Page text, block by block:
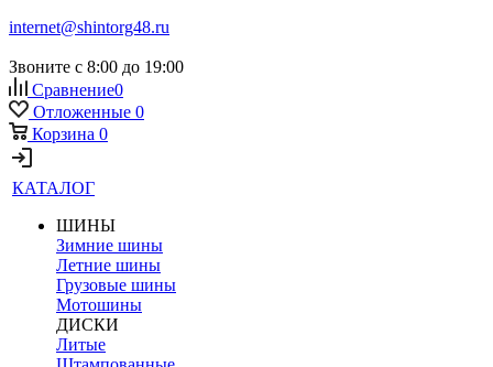
internet@shintorg48.ru
Звоните с 8:00 до 19:00
Сравнение0
Отложенные 0
Корзина 0
КАТАЛОГ
ШИНЫ
Зимние шины
Летние шины
Грузовые шины
Мотошины
ДИСКИ
Литые